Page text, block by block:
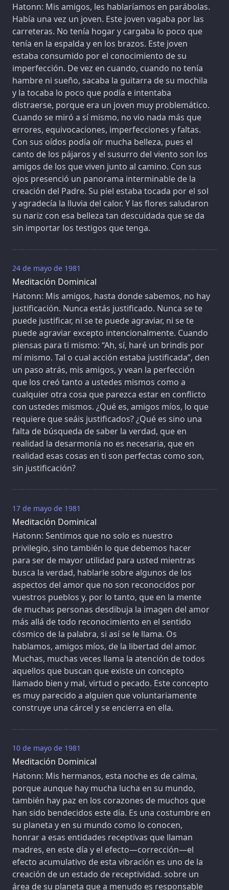
Hatonn: Mis amigos, les hablaríamos en parábolas.
Había una vez un joven. Este joven vagaba por las
carreteras. No tenía hogar y cargaba lo poco que
tenía en la espalda y en los brazos. Este joven
estaba consumido por el conocimiento de su
imperfección. De vez en cuando, cuando no tenía
hambre ni sueño, sacaba la guitarra de su mochila
y la tocaba lo poco que podía e intentaba
distraerse, porque era un joven muy problemático.
Cuando se miró a sí mismo, no vio nada más que
errores, equivocaciones, imperfecciones y faltas.
Con sus oídos podía oír mucha belleza, pues el
canto de los pájaros y el susurro del viento son los
amigos de los que viven junto al camino. Con sus
ojos presenció un panorama interminable de la
creación del Padre. Su piel estaba tocada por el sol
y agradecía la lluvia del calor. Y las flores saludaron
su nariz con esa belleza tan descuidada que se da
sin importar los testigos que tenga.
24 de mayo de 1981
Meditación Dominical
Hatonn: Mis amigos, hasta donde sabemos, no hay
justificación. Nunca estás justificado. Nunca se te
puede justificar, ni se te puede agraviar, ni se te
puede agraviar excepto intencionalmente. Cuando
piensas para ti mismo: “Ah, sí, haré un brindis por
mí mismo. Tal o cual acción estaba justificada”, den
un paso atrás, mis amigos, y vean la perfección
que los creó tanto a ustedes mismos como a
cualquier otra cosa que parezca estar en conflicto
con ustedes mismos. ¿Qué es, amigos míos, lo que
requiere que seáis justificados? ¿Qué es sino una
falta de búsqueda de saber la verdad, que en
realidad la desarmonía no es necesaria, que en
realidad esas cosas en ti son perfectas como son,
sin justificación?
17 de mayo de 1981
Meditación Dominical
Hatonn: Sentimos que no solo es nuestro
privilegio, sino también lo que debemos hacer
para ser de mayor utilidad para usted mientras
busca la verdad, hablarle sobre algunos de los
aspectos del amor que no son reconocidos por
vuestros pueblos y, por lo tanto, que en la mente
de muchas personas desdibuja la imagen del amor
más allá de todo reconocimiento en el sentido
cósmico de la palabra, si así se le llama. Os
hablamos, amigos míos, de la libertad del amor.
Muchas, muchas veces llama la atención de todos
aquellos que buscan que existe un concepto
llamado bien y mal, virtud o pecado. Este concepto
es muy parecido a alguien que voluntariamente
construye una cárcel y se encierra en ella.
10 de mayo de 1981
Meditación Dominical
Hatonn: Mis hermanos, esta noche es de calma,
porque aunque hay mucha lucha en su mundo,
también hay paz en los corazones de muchos que
han sido bendecidos este día. Es una costumbre en
su planeta y en su mundo como lo conocen,
honrar a esas entidades receptivas que llaman
madres, en este día y el efecto—corrección—el
efecto acumulativo de esta vibración es uno de la
creación de un estado de receptividad. sobre un
área de su planeta que a menudo es responsable